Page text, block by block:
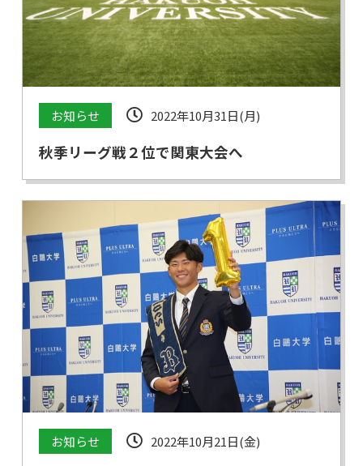
お知らせ 2022年10月31日(月)
秋季リーグ戦２位で関東大会へ
お知らせ 2022年10月21日(金)